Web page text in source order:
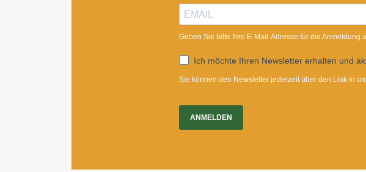
Geben Sie bitte Ihre E-Mail-Adresse für die Anmeldung
Ich möchte Ihren Newsletter erhalten und
Sie können den Newsletter jederzeit über den Link in
ANMELDEN